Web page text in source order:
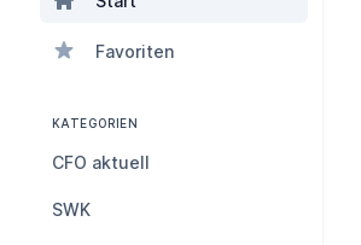
Favoriten
KATEGORIEN
CFO aktuell
SWK